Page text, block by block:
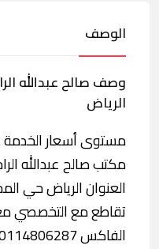
الوصف
وصف صالح عبدالله
الرياض
مستوى أسعار
مكتب صالح عبدالله
العنوان الرياض حي
تقاطع مع التخصصي
الفاكس 0114806287